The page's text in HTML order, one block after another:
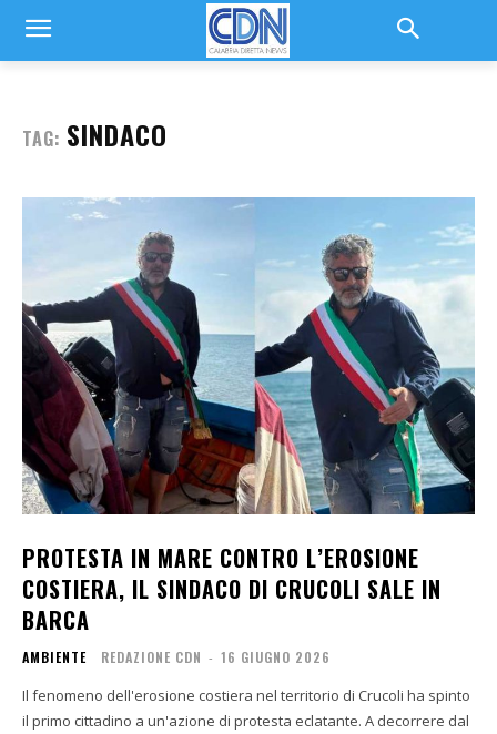
TAG: SINDACO
PROTESTA IN MARE CONTRO L’EROSIONE
COSTIERA, IL SINDACO DI CRUCOLI SALE IN
BARCA
AMBIENTE REDAZIONE CDN - 16 GIUGNO 2026
Il fenomeno dell'erosione costiera nel territorio di Crucoli ha spinto
il primo cittadino a un'azione di protesta eclatante. A decorrere dal